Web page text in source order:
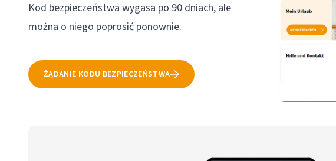
Kod bezpieczeństwa wygasa po 90 dniach, ale
można o niego poprosić ponownie.
ŻĄDANIE KODU BEZPIECZEŃSTWA